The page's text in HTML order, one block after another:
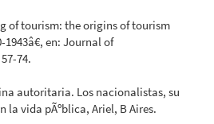
of tourism: the origins of tourism
en: Journal of
74.
autoritaria. Los nacionalistas, su
la vida pÃºblica, Ariel, B Aires.